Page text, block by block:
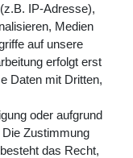
sich um ein Pflichtfeld.
IP-Adresse),
Medien
auf unsere
erfolgt erst
Daten mit Dritten,
oder aufgrund
Zustimmung
das Recht,